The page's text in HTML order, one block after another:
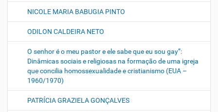
NICOLE MARIA BABUGIA PINTO
ODILON CALDEIRA NETO
O senhor é o meu pastor e ele sabe que eu sou gay”:
Dinâmicas sociais e religiosas na formação de uma igreja
que concilia homossexualidade e cristianismo (EUA –
1960/1970)
PATRÍCIA GRAZIELA GONÇALVES